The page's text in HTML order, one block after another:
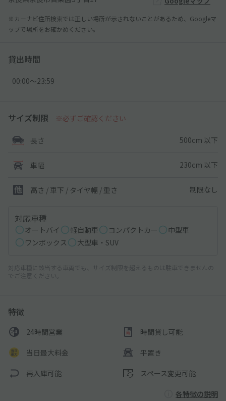
※カーナビ住所検索では正しい場所が示されないことがあるため、Googleマ
ップで場所をお確かめください。
貸出時間
00:00〜23:59
サイズ制限 ※必ずご確認ください
長さ 500cm 以下
車幅 230cm 以下
高さ / 車下 / タイヤ幅 / 重さ 制限なし
対応車種
オートバイ 軽自動車 コンパクトカー
中型車
ワンボックス
大型車・SUV
対応車種に該当する車両でも、サイズ制限を超えるものは駐車できませんの
でご注意ください。
特徴
24時間営業 時間貸し可能
当日最大料金 平置き
再入庫可能 スペース変更可能
各特徴の説明